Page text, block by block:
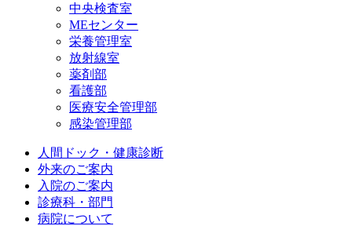
中央検査室
MEセンター
栄養管理室
放射線室
薬剤部
看護部
医療安全管理部
感染管理部
人間ドック・健康診断
外来のご案内
入院のご案内
診療科・部門
病院について